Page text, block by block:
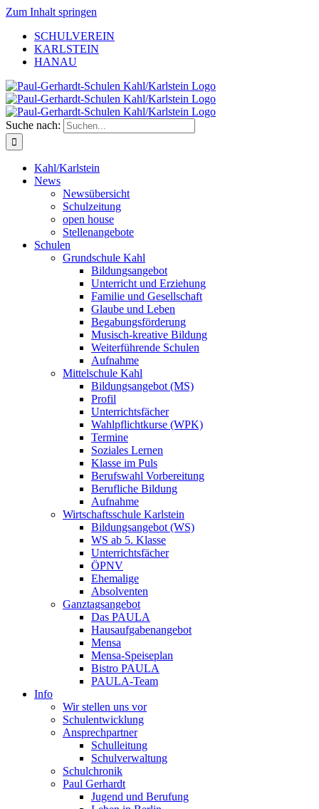
Zum Inhalt springen
SCHULVEREIN
KARLSTEIN
HANAU
Suche nach:
Kahl/Karlstein
News
Newsübersicht
Schulzeitung
open house
Stellenangebote
Schulen
Grundschule Kahl
Bildungsangebot
Unterricht und Erziehung
Familie und Gesellschaft
Glaube und Leben
Begabungsförderung
Musisch-kreative Bildung
Weiterführende Schulen
Aufnahme
Mittelschule Kahl
Bildungsangebot (MS)
Profil
Unterrichtsfächer
Wahlpflichtkurse (WPK)
Termine
Soziales Lernen
Klasse im Puls
Berufswahl Vorbereitung
Berufliche Bildung
Aufnahme
Wirtschaftsschule Karlstein
Bildungsangebot (WS)
WS ab 5. Klasse
Unterrichtsfächer
ÖPNV
Ehemalige
Absolventen
Ganztagsangebot
Das PAULA
Hausaufgabenangebot
Mensa
Mensa-Speiseplan
Bistro PAULA
PAULA-Team
Info
Wir stellen uns vor
Schulentwicklung
Ansprechpartner
Schulleitung
Schulverwaltung
Schulchronik
Paul Gerhardt
Jugend und Berufung